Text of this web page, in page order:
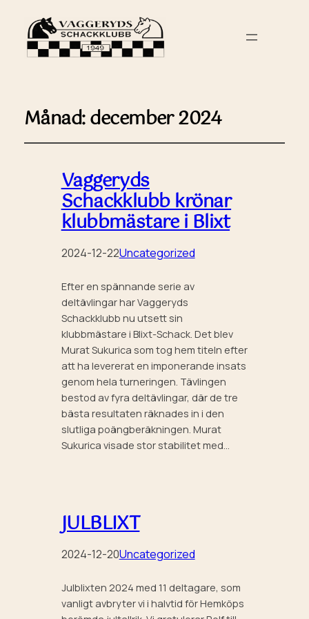
Månad:december 2024
Vaggeryds
Schackklubb krönar
klubbmästare i Blixt
2024-12-22Uncategorized
Efter en spännande serie av
deltävlingar har Vaggeryds
Schackklubb nu utsett sin
klubbmästare i Blixt-Schack. Det blev
Murat Sukurica som tog hem titeln efter
att ha levererat en imponerande insats
genom hela turneringen. Tävlingen
bestod av fyra deltävlingar, där de tre
bästa resultaten räknades in i den
slutliga poängberäkningen. Murat
Sukurica visade stor stabilitet med…
JULBLIXT
2024-12-20Uncategorized
Julblixten 2024 med 11 deltagare, som
vanligt avbryter vi i halvtid för Hemköps